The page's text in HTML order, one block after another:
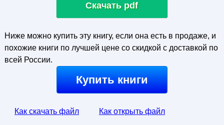
Скачать pdf
Ниже можно купить эту книгу, если она есть в продаже, и
похожие книги по лучшей цене со скидкой с доставкой по
всей России.
Купить книги
Как скачать файл Как открыть файл